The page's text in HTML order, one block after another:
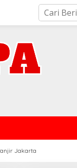
Jakarta